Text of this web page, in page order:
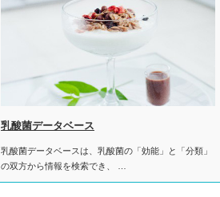
乳酸菌データベース
乳酸菌データベースは、乳酸菌の「効能」と「分類」
の双方から情報を検索でき、 …